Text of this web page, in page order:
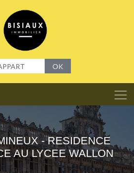
OK
- RESIDENCE
AU LYCEE WALLON